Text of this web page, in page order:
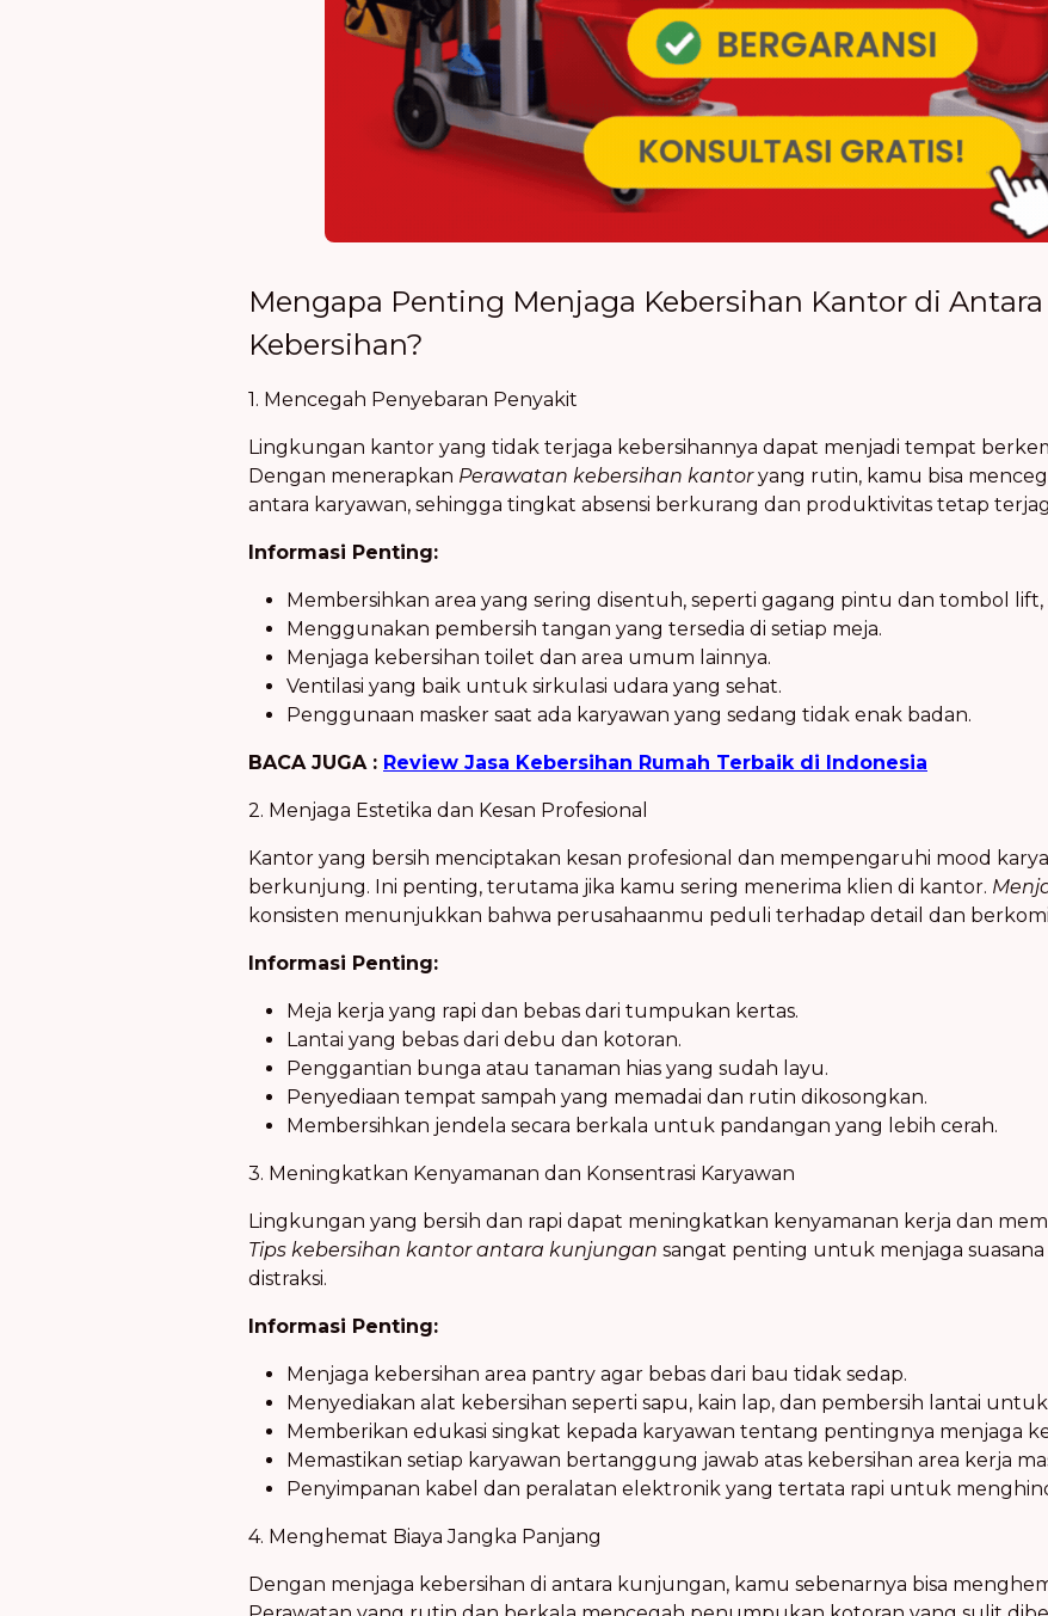
Mengapa Penting Menjaga Kebersihan Kantor di
Kebersihan?
1. Mencegah Penyebaran Penyakit
Lingkungan kantor yang tidak terjaga kebersihannya dapat menjadi tempat
Dengan menerapkan Perawatan kebersihan kantoryang rutin, kamu bisa
antara karyawan, sehingga tingkat absensi berkurang dan produktivitas tetap
Informasi Penting:
Membersihkan area yang sering disentuh, seperti gagang pintu dan tombol lift,
Menggunakan pembersih tangan yang tersedia di setiap meja.
Menjaga kebersihan toilet dan area umum lainnya.
Ventilasi yang baik untuk sirkulasi udara yang sehat.
Penggunaan masker saat ada karyawan yang sedang tidak enak badan.
BACA JUGA : Review Jasa Kebersihan Rumah Terbaik di Indonesia
2. Menjaga Estetika dan Kesan Profesional
Kantor yang bersih menciptakan kesan profesional dan mempengaruhi mood
berkunjung. Ini penting, terutama jika kamu sering menerima klien di kantor.
konsisten menunjukkan bahwa perusahaanmu peduli terhadap detail dan
Informasi Penting:
Meja kerja yang rapi dan bebas dari tumpukan kertas.
Lantai yang bebas dari debu dan kotoran.
Penggantian bunga atau tanaman hias yang sudah layu.
Penyediaan tempat sampah yang memadai dan rutin dikosongkan.
Membersihkan jendela secara berkala untuk pandangan yang lebih cerah.
3. Meningkatkan Kenyamanan dan Konsentrasi Karyawan
Lingkungan yang bersih dan rapi dapat meningkatkan kenyamanan kerja dan
Tips kebersihan kantor antara kunjungan sangat penting untuk menjaga
distraksi.
Informasi Penting:
Menjaga kebersihan area pantry agar bebas dari bau tidak sedap.
Menyediakan alat kebersihan seperti sapu, kain lap, dan pembersih lantai
Memberikan edukasi singkat kepada karyawan tentang pentingnya menjaga
Memastikan setiap karyawan bertanggung jawab atas kebersihan area kerja
Penyimpanan kabel dan peralatan elektronik yang tertata rapi untuk
4. Menghemat Biaya Jangka Panjang
Dengan menjaga kebersihan di antara kunjungan, kamu sebenarnya bisa